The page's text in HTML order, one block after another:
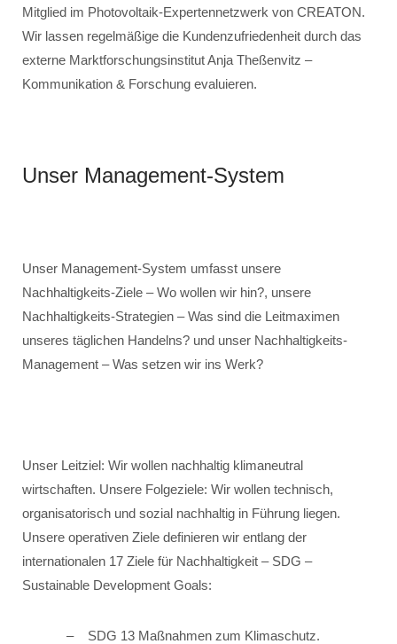
Mitglied im Photovoltaik-Expertennetzwerk von CREATON.
Wir lassen regelmäßige die Kundenzufriedenheit durch das
externe Marktforschungsinstitut Anja Theßenvitz –
Kommunikation & Forschung evaluieren.
Unser Management-System
Unser Management-System umfasst unsere
Nachhaltigkeits-Ziele – Wo wollen wir hin?, unsere
Nachhaltigkeits-Strategien – Was sind die Leitmaximen
unseres täglichen Handelns? und unser Nachhaltigkeits-
Management – Was setzen wir ins Werk?
Unser Leitziel: Wir wollen nachhaltig klimaneutral
wirtschaften. Unsere Folgeziele: Wir wollen technisch,
organisatorisch und sozial nachhaltig in Führung liegen.
Unsere operativen Ziele definieren wir entlang der
internationalen 17 Ziele für Nachhaltigkeit – SDG –
Sustainable Development Goals:
SDG 13 Maßnahmen zum Klimaschutz.